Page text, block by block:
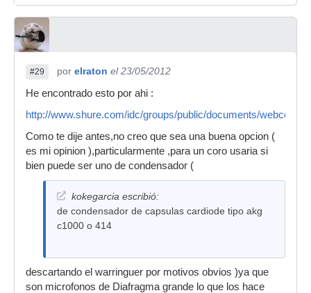
#29 por elraton el 23/05/2012
He encontrado esto por ahi :
http://www.shure.com/idc/groups/public/documents/
Como te dije antes,no creo que sea una buena opcion (
es mi opinion ),particularmente ,para un coro usaria si
bien puede ser uno de condensador (
kokegarcia escribió:
de condensador de capsulas cardiode tipo akg
c1000 o 414
descartando el warringuer por motivos obvios )ya que
son microfonos de Diafragma grande lo que los hace